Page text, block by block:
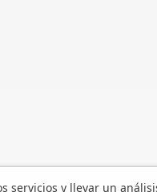
servicios y llevar un